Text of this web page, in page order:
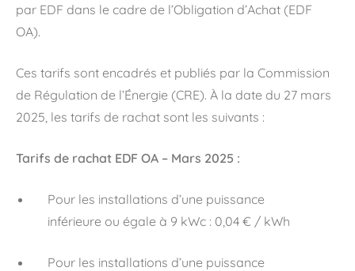
par EDF dans le cadre de l’Obligation d’Achat (EDF
OA).
Ces tarifs sont encadrés et publiés par la Commission
de Régulation de l’Énergie (CRE). À la date du 27 mars
2025, les tarifs de rachat sont les suivants :
Tarifs de rachat EDF OA – Mars 2025 :
Pour les installations d’une puissance
inférieure ou égale à 9 kWc : 0,04 € / kWh
Pour les installations d’une puissance